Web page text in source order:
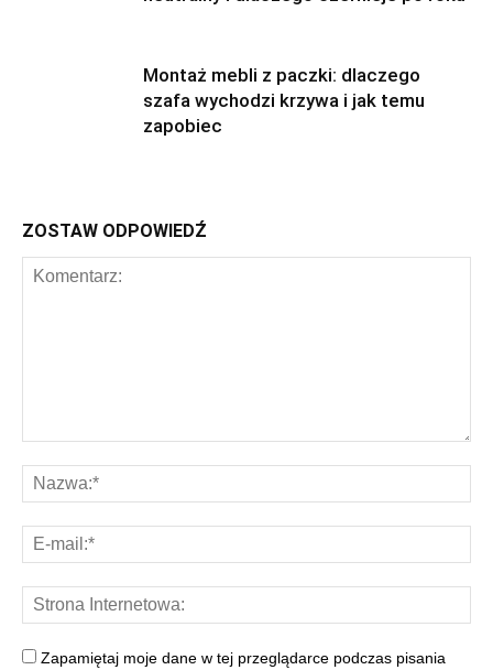
Montaż mebli z paczki: dlaczego
szafa wychodzi krzywa i jak temu
zapobiec
ZOSTAW ODPOWIEDŹ
Zapamiętaj moje dane w tej przeglądarce podczas pisania